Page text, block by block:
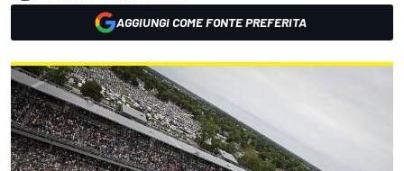
AGGIUNGI COME FONTE PREFERITA